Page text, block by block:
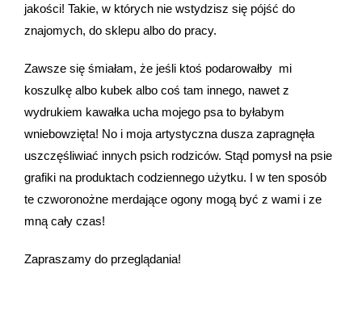
Moje konto
jakości! Takie, w których nie wstydzisz się pójść do
znajomych, do sklepu albo do pracy.
Zawsze się śmiałam, że jeśli ktoś podarowałby mi
koszulkę albo kubek albo coś tam innego, nawet z
wydrukiem kawałka ucha mojego psa to byłabym
wniebowzięta! No i moja artystyczna dusza zapragnęła
uszczęśliwiać innych psich rodziców. Stąd pomysł na psie
grafiki na produktach codziennego użytku. I w ten sposób
te czworonożne merdające ogony mogą być z wami i ze
mną cały czas!
Zapraszamy do przeglądania!